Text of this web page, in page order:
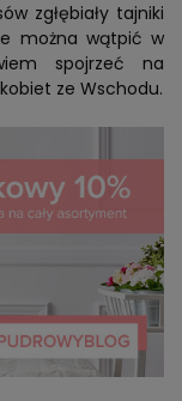
zgłębiały tajniki
można wątpić w
spojrzeć na
ze Wschodu.